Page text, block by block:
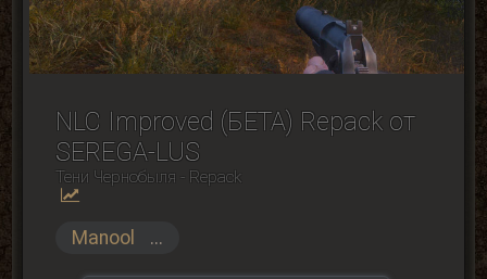
NLC Improved (БЕТА) Repack от
SEREGA-LUS
Тени Чернобыля - Repack
Manool ...